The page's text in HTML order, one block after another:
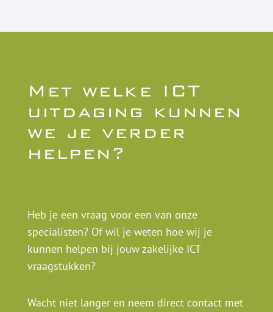
Met welke ICT
uitdaging kunnen
we je verder
helpen?
Heb je een vraag voor een van onze
specialisten? Of wil je weten hoe wij je
kunnen helpen bij jouw zakelijke ICT
vraagstukken?
Wacht niet langer en neem direct contact met